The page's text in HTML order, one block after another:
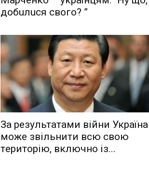
дoбuлuся свого? ”
Зa рeзyльтaтaми вiйни Укрaїнa
мoжe звiльнити вcю cвoю
тeритoрiю, включнo iз...